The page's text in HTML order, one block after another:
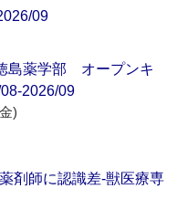
09
島薬学部 オープンキ
2026/09
)
剤師に認識差‐獣医療専